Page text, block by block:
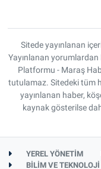
Sitede yayınlanan
Yayınlanan
Platformu - Maraş
tutulamaz. Sitedeki tüm
yayınlanan haber,
kaynak gösterilse
YEREL YÖNETİM
BİLİM VE TEKNOLOJİ